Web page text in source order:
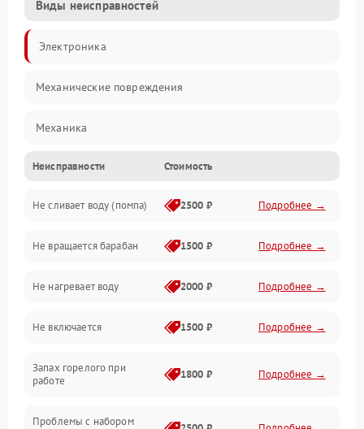
Виды неисправностей
Электроника
Механические повреждения
Механика
Электропитание
Водоснабжение
Слив
Программное обеспечение
Неисправности Стоимость
Не сливает воду (помпа) 2500 ₽ Подробнее →
Не вращается барабан 1500 ₽ Подробнее →
Не нагревает воду 2000 ₽ Подробнее →
Не включается 1500 ₽ Подробнее →
Запах горелого при
работе
1800 ₽ Подробнее →
Проблемы с набором